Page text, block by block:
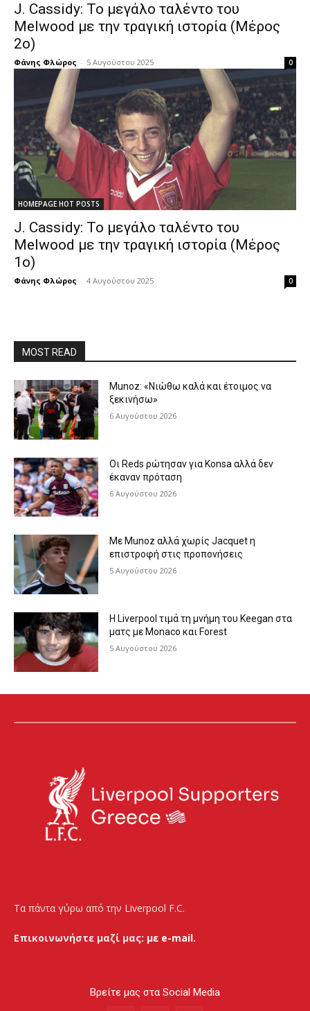
J. Cassidy: Το μεγάλο ταλέντο του
Melwood με την τραγική ιστορία (Μέρος
2ο)
Φάνης Φλώρος - 5 Αυγούστου 2025 0
HOMEPAGE HOT POSTS
J. Cassidy: Το μεγάλο ταλέντο του
Melwood με την τραγική ιστορία (Μέρος
1ο)
Φάνης Φλώρος - 4 Αυγούστου 2025 0
MOST READ
Munoz: «Νιώθω καλά και έτοιμος να
ξεκινήσω»
6 Αυγούστου 2026
Οι Reds ρώτησαν για Konsa αλλά δεν
έκαναν πρόταση
6 Αυγούστου 2026
Με Munoz αλλά χωρίς Jacquet η
επιστροφή στις προπονήσεις
5 Αυγούστου 2026
Η Liverpool τιμά τη μνήμη του Keegan στα
ματς με Monaco και Forest
5 Αυγούστου 2026
Τα πάντα γύρω από την Liverpool F.C.
Επικοινωνήστε μαζί μας: με e-mail.
Βρείτε μας στα Social Media